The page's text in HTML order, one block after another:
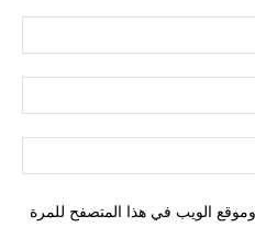
الويب في هذا المتصفح للمرة